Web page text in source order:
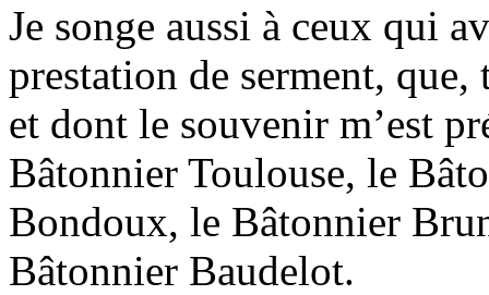
Je songe aussi à ceux qui
prestation de serment,
et dont le souvenir m’est
Bâtonnier Toulouse, le
Bondoux, le Bâtonnier
Bâtonnier Baudelot.